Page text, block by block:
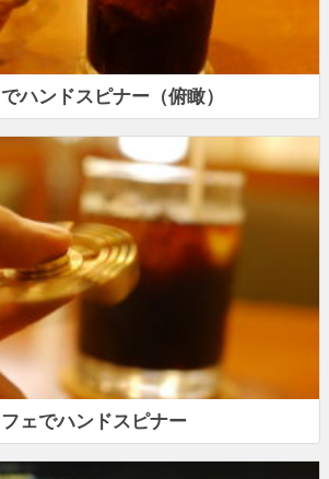
ハンドスピナー（俯瞰）
ェでハンドスピナー